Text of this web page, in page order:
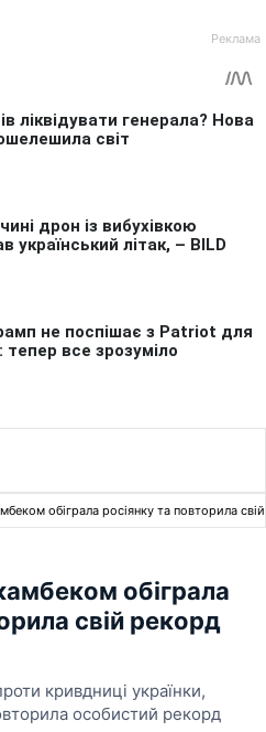
обіграла росіянку та повторила
обіграла
свій рекорд
кривдниці українки,
особистий рекорд